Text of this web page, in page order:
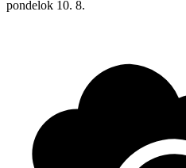
pondelok 10. 8.